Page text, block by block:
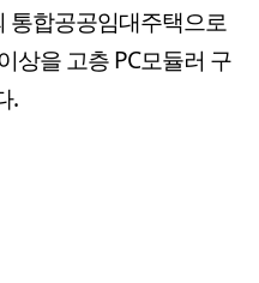
통합공공임대주택으로
상을 고층 PC모듈러 구
.